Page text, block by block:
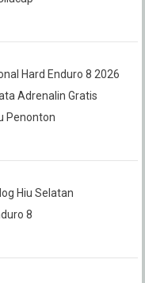
Hard Enduro 8 2026
Adrenalin Gratis
Penonton
Hiu Selatan
8